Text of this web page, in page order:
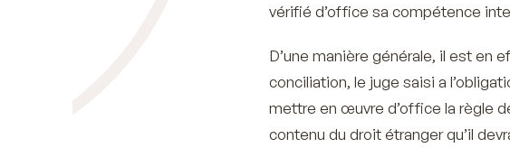
vérifié d’office sa compétence
D’une manière générale, il est en
conciliation, le juge saisi a
mettre en œuvre d’office la règle
contenu du droit étranger qu’il